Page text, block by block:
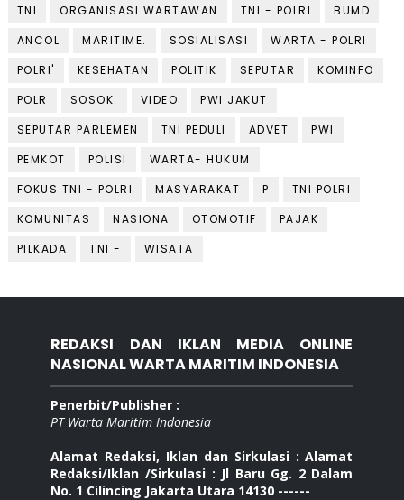
TNI
ORGANISASI WARTAWAN TNI - POLRI
BUMD
ANCOL
MARITIME. SOSIALISASI
WARTA - POLRI
POLRI'
KESEHATAN POLITIK SEPUTAR
KOMINFO
POLR
SOSOK. VIDEO
PWI JAKUT
SEPUTAR PARLEMEN
TNI PEDULI ADVET
PWI
PEMKOT
POLISI
WARTA- HUKUM
FOKUS TNI - POLRI
MASYARAKAT P
TNI POLRI
KOMUNITAS
NASIONA OTOMOTIF
PAJAK
PILKADA
TNI - WISATA
REDAKSI DAN IKLAN MEDIA ONLINE
NASIONAL WARTA MARITIM INDONESIA
Penerbit/Publisher :
PT Warta Maritim Indonesia
Alamat Redaksi, Iklan dan Sirkulasi : Alamat
Redaksi/Iklan /Sirkulasi : Jl Baru Gg. 2 Dalam
No. 1 Cilincing Jakarta Utara 14130 ------